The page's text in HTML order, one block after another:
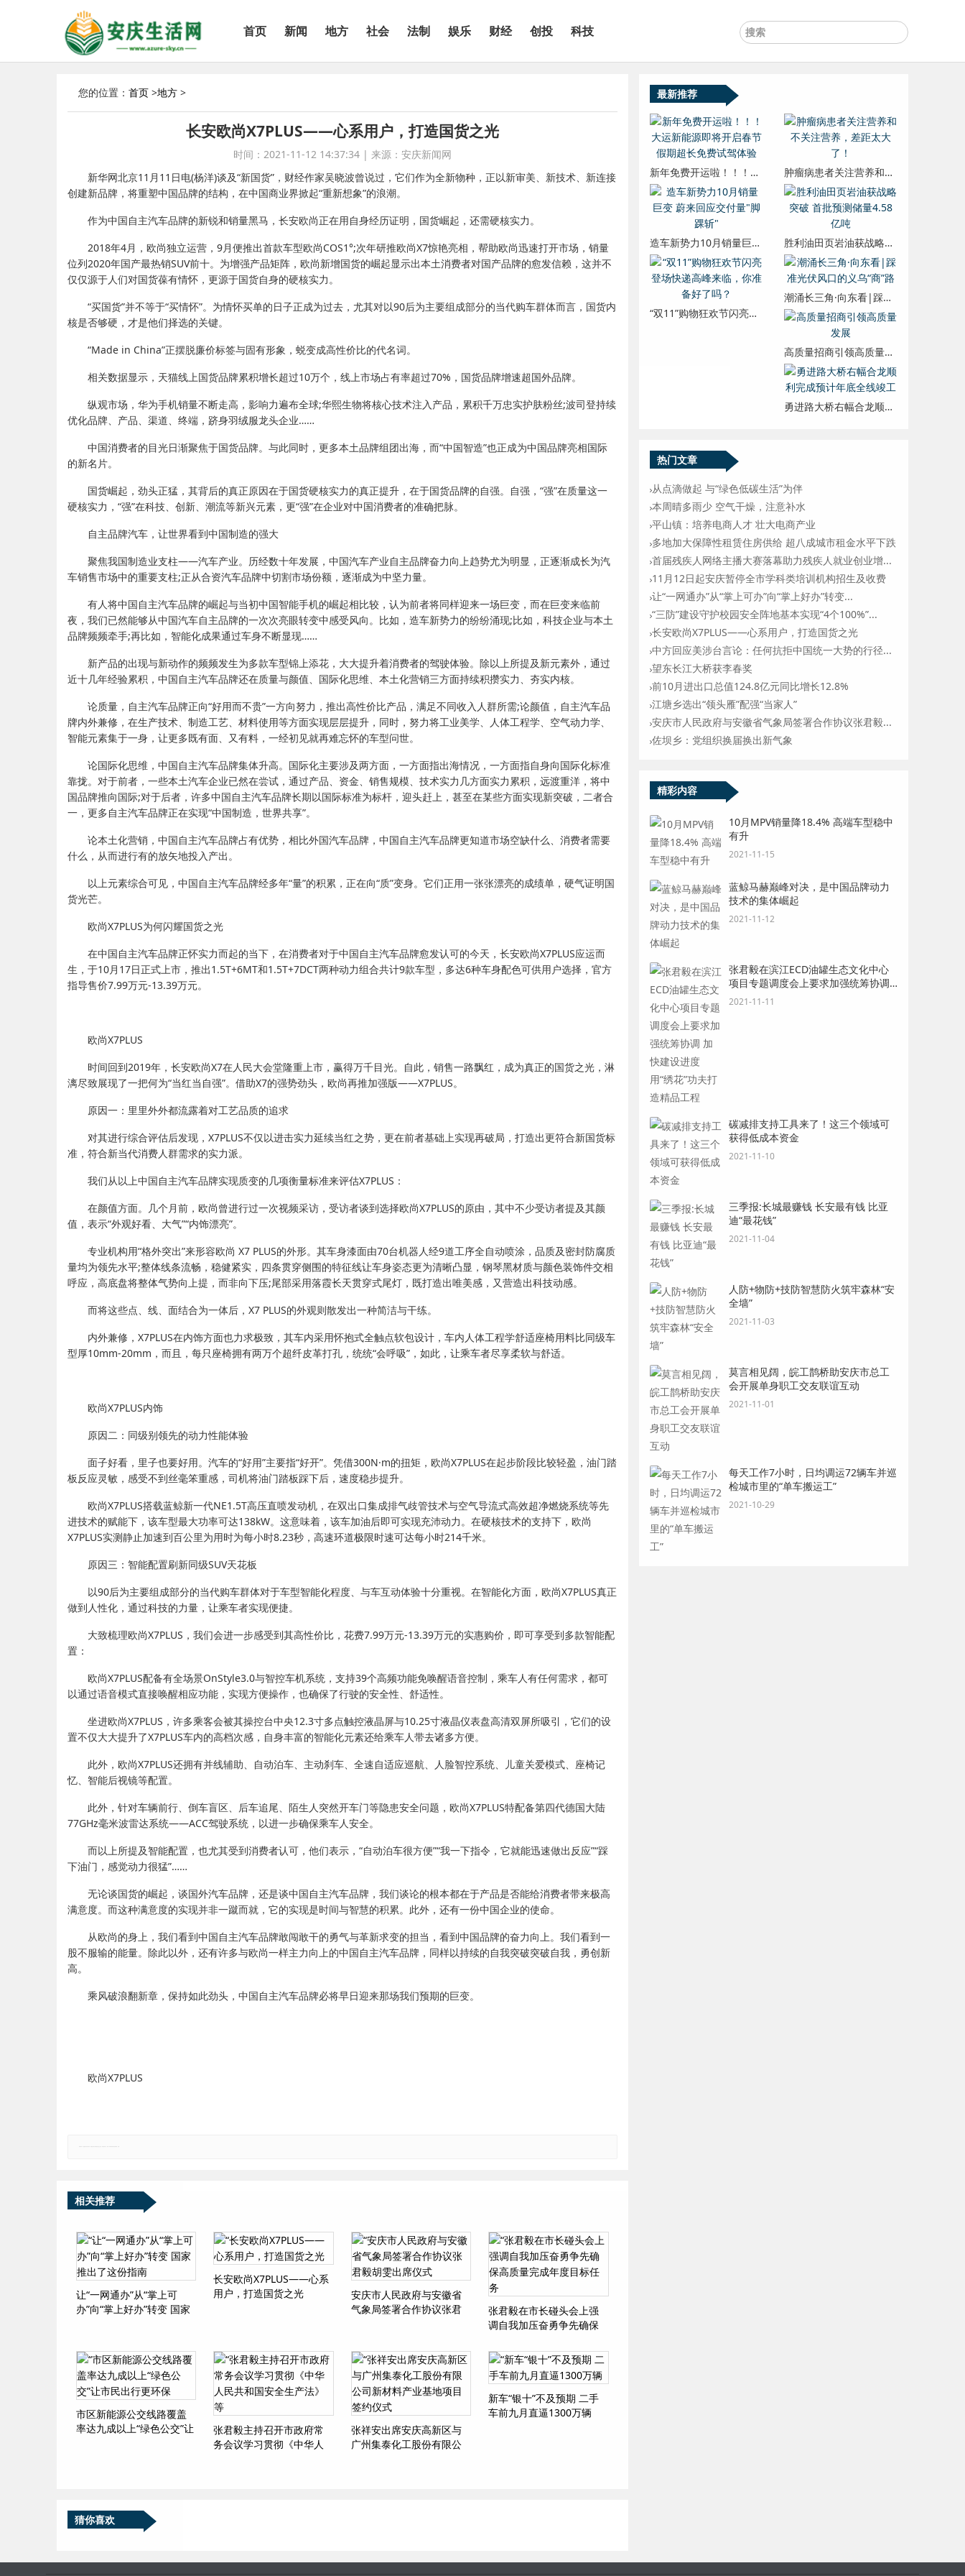
首页 新闻 地方 社会 法制 娱乐 财经 创投 科技
您的位置： 首页 >地方 >
长安欧尚X7PLUS——心系用户，打造国货之光
时间：2021-11-12 14:37:34| 来源：安庆新闻网
新华网北京11月11日电(杨洋)谈及“新国货”，财经作家吴晓波曾说过，它们作为全新物种，正以新审美、新技术、新连接
创建新品牌，将重塑中国品牌的结构，在中国商业界掀起“重新想象”的浪潮。
作为中国自主汽车品牌的新锐和销量黑马，长安欧尚正在用自身经历证明，国货崛起，还需硬核实力。
2018年4月，欧尚独立运营，9月便推出首款车型欧尚COS1°;次年研推欧尚X7惊艳亮相，帮助欧尚迅速打开市场，销量
位列2020年国产最热销SUV前十。为增强产品矩阵，欧尚新增国货的崛起显示出本土消费者对国产品牌的愈发信赖，这并不
仅仅源于人们对国货葆有情怀，更源于国货自身的硬核实力。
“买国货”并不等于“买情怀”。为情怀买单的日子正成为过去，尤其对以90后为主要组成部分的当代购车群体而言，国货内
核是否够硬，才是他们择选的关键。
“Made in China”正摆脱廉价标签与固有形象，蜕变成高性价比的代名词。
相关数据显示，天猫线上国货品牌累积增长超过10万个，线上市场占有率超过70%，国货品牌增速超国外品牌。
纵观市场，华为手机销量不断走高，影响力遍布全球;华熙生物将核心技术注入产品，累积千万忠实护肤粉丝;波司登持续
优化品牌、产品、渠道、终端，跻身羽绒服龙头企业……
中国消费者的目光日渐聚焦于国货品牌。与此同时，更多本土品牌组团出海，而“中国智造”也正成为中国品牌亮相国际
的新名片。
国货崛起，劲头正猛，其背后的真正原因在于国货硬核实力的真正提升，在于国货品牌的自强。自强，“强”在质量这一
硬核实力，“强”在科技、创新、潮流等新兴元素，更“强”在企业对中国消费者的准确把脉。
自主品牌汽车，让世界看到中国制造的强大
聚焦我国制造业支柱——汽车产业。历经数十年发展，中国汽车产业自主品牌奋力向上趋势尤为明显，正逐渐成长为汽
车销售市场中的重要支柱;正从合资汽车品牌中切割市场份额，逐渐成为中坚力量。
有人将中国自主汽车品牌的崛起与当初中国智能手机的崛起相比较，认为前者将同样迎来一场巨变，而在巨变来临前
夜，我们已然能够从中国汽车自主品牌的一次次亮眼转变中感受风向。比如，造车新势力的纷纷涌现;比如，科技企业与本土
品牌频频牵手;再比如，智能化成果通过车身不断显现……
新产品的出现与新动作的频频发生为多款车型锦上添花，大大提升着消费者的驾驶体验。除以上所提及新元素外，通过
近十几年经验累积，中国自主汽车品牌还在质量与颜值、国际化思维、本土化营销三方面持续积攒实力、夯实内核。
论质量，自主汽车品牌正向“好用而不贵”一方向努力，推出高性价比产品，满足不同收入人群所需;论颜值，自主汽车品
牌内外兼修，在生产技术、制造工艺、材料使用等方面实现层层提升，同时，努力将工业美学、人体工程学、空气动力学、
智能元素集于一身，让更多既有面、又有料，一经初见就再难忘怀的车型问世。
论国际化思维，中国自主汽车品牌集体升高。国际化主要涉及两方面，一方面指出海情况，一方面指自身向国际化标准
靠拢。对于前者，一些本土汽车企业已然在尝试，通过产品、资金、销售规模、技术实力几方面实力累积，远渡重洋，将中
国品牌推向国际;对于后者，许多中国自主汽车品牌长期以国际标准为标杆，迎头赶上，甚至在某些方面实现新突破，二者合
一，更多自主汽车品牌正在实现“中国制造，世界共享”。
论本土化营销，中国自主汽车品牌占有优势，相比外国汽车品牌，中国自主汽车品牌更知道市场空缺什么、消费者需要
什么，从而进行有的放矢地投入产出。
以上元素综合可见，中国自主汽车品牌经多年“量”的积累，正在向“质”变身。它们正用一张张漂亮的成绩单，硬气证明国
货光芒。
欧尚X7PLUS为何闪耀国货之光
在中国自主汽车品牌正怀实力而起的当下，在消费者对于中国自主汽车品牌愈发认可的今天，长安欧尚X7PLUS应运而
生，于10月17日正式上市，推出1.5T+6MT和1.5T+7DCT两种动力组合共计9款车型，多达6种车身配色可供用户选择，官方
指导售价7.99万元-13.39万元。
欧尚X7PLUS
时间回到2019年，长安欧尚X7在人民大会堂隆重上市，赢得万千目光。自此，销售一路飘红，成为真正的国货之光，淋
漓尽致展现了一把何为“当红当自强”。借助X7的强势劲头，欧尚再推加强版——X7PLUS。
原因一：里里外外都流露着对工艺品质的追求
对其进行综合评估后发现，X7PLUS不仅以进击实力延续当红之势，更在前者基础上实现再破局，打造出更符合新国货标
准，符合新当代消费人群需求的实力派。
我们从以上中国自主汽车品牌实现质变的几项衡量标准来评估X7PLUS：
在颜值方面。几个月前，欧尚曾进行过一次视频采访，受访者谈到选择欧尚X7PLUS的原由，其中不少受访者提及其颜
值，表示“外观好看、大气”“内饰漂亮”。
专业机构用“格外突出”来形容欧尚 X7 PLUS的外形。其车身漆面由70台机器人经9道工序全自动喷涂，品质及密封防腐质
量均为领先水平;整体线条流畅，稳健紧实，四条贯穿侧围的特征线让车身姿态更为清晰凸显，钢琴黑材质与颜色装饰件交相
呼应，高底盘将整体气势向上提，而非向下压;尾部采用落霞长天贯穿式尾灯，既打造出唯美感，又营造出科技动感。
而将这些点、线、面结合为一体后，X7 PLUS的外观则散发出一种简洁与干练。
内外兼修，X7PLUS在内饰方面也力求极致，其车内采用怀抱式全触点软包设计，车内人体工程学舒适座椅用料比同级车
型厚10mm-20mm，而且，每只座椅拥有两万个超纤皮革打孔，统统“会呼吸”，如此，让乘车者尽享柔软与舒适。
欧尚X7PLUS内饰
原因二：同级别领先的动力性能体验
面子好看，里子也要好用。汽车的“好用”主要指“好开”。凭借300N·m的扭矩，欧尚X7PLUS在起步阶段比较轻盈，油门踏
板反应灵敏，感受不到丝毫笨重感，司机将油门踏板踩下后，速度稳步提升。
欧尚X7PLUS搭载蓝鲸新一代NE1.5T高压直喷发动机，在双出口集成排气歧管技术与空气导流式高效超净燃烧系统等先
进技术的赋能下，该车型最大功率可达138kW。这意味着，该车加油后即可实现充沛动力。在硬核技术的支持下，欧尚
X7PLUS实测静止加速到百公里为用时为每小时8.23秒，高速环道极限时速可达每小时214千米。
原因三：智能配置刷新同级SUV天花板
以90后为主要组成部分的当代购车群体对于车型智能化程度、与车互动体验十分重视。在智能化方面，欧尚X7PLUS真正
做到人性化，通过科技的力量，让乘车者实现便捷。
大致梳理欧尚X7PLUS，我们会进一步感受到其高性价比，花费7.99万元-13.39万元的实惠购价，即可享受到多款智能配
置：
欧尚X7PLUS配备有全场景OnStyle3.0与智控车机系统，支持39个高频功能免唤醒语音控制，乘车人有任何需求，都可
以通过语音模式直接唤醒相应功能，实现方便操作，也确保了行驶的安全性、舒适性。
坐进欧尚X7PLUS，许多乘客会被其操控台中央12.3寸多点触控液晶屏与10.25寸液晶仪表盘高清双屏所吸引，它们的设
置不仅大大提升了X7PLUS车内的高档次感，自身丰富的智能化元素还给乘车人带去诸多方便。
此外，欧尚X7PLUS还拥有并线辅助、自动泊车、主动刹车、全速自适应巡航、人脸智控系统、儿童关爱模式、座椅记
忆、智能后视镜等配置。
此外，针对车辆前行、倒车盲区、后车追尾、陌生人突然开车门等隐患安全问题，欧尚X7PLUS特配备第四代德国大陆
77GHz毫米波雷达系统——ACC驾驶系统，以进一步确保乘车人安全。
而以上所提及智能配置，也尤其受到消费者认可，他们表示，“自动泊车很方便”“我一下指令，它就能迅速做出反应”“踩
下油门，感觉动力很猛”……
无论谈国货的崛起，谈国外汽车品牌，还是谈中国自主汽车品牌，我们谈论的根本都在于产品是否能给消费者带来极高
满意度。而这种满意度的实现并非一蹴而就，它的实现是时间与智慧的积累。此外，还有一份中国企业的使命。
从欧尚的身上，我们看到中国自主汽车品牌敢闯敢干的勇气与革新求变的担当，看到中国品牌的奋力向上。我们看到一
股不服输的能量。除此以外，还有许多与欧尚一样主力向上的中国自主汽车品牌，同样以持续的自我突破突破自我，勇创新
高。
乘风破浪翻新章，保持如此劲头，中国自主汽车品牌必将早日迎来那场我们预期的巨变。
欧尚X7PLUS
相关推荐
让“一网通办”从“掌上可
办”向“掌上好办”转变 国家
长安欧尚X7PLUS——心系
用户，打造国货之光
安庆市人民政府与安徽省
气象局签署合作协议张君
张君毅在市长碰头会上强
调自我加压奋勇争先确保
市区新能源公交线路覆盖
率达九成以上“绿色公交”让
张君毅主持召开市政府常
务会议学习贯彻《中华人
张祥安出席安庆高新区与
广州集泰化工股份有限公
新车“银十”不及预期 二手
车前九月直逼1300万辆
猜你喜欢
最新推荐
新年免费开运啦！！！大运新能源即将开启春节假期超长免费试驾体验 肿瘤病患者关注营养和不关注营养，差距太大了！
造车新势力10月销量巨变 蔚来回应交付量"脚踝斩" 胜利油田页岩油获战略突破 首批预测储量4.58亿吨
“双11”购物狂欢节闪亮登场快递高峰来临，你准备好了吗？
潮涌长三角·向东看|踩准光伏风口的义乌“商”路
高质量招商引领高质量发展
勇进路大桥右幅合龙顺利完成预计年底全线竣工
热门文章
从点滴做起 与“绿色低碳生活”为伴
本周晴多雨少 空气干燥，注意补水
平山镇：培养电商人才 壮大电商产业
多地加大保障性租赁住房供给 超八成城市租金水平下跌
首届残疾人网络主播大赛落幕助力残疾人就业创业增...
11月12日起安庆暂停全市学科类培训机构招生及收费
让“一网通办”从“掌上可办”向“掌上好办”转变...
“三防”建设守护校园安全阵地基本实现“4个100%”...
长安欧尚X7PLUS——心系用户，打造国货之光
中方回应美涉台言论：任何抗拒中国统一大势的行径...
望东长江大桥获李春奖
前10月进出口总值124.8亿元同比增长12.8%
江塘乡选出“领头雁”配强“当家人”
安庆市人民政府与安徽省气象局签署合作协议张君毅...
佐坝乡：党组织换届换出新气象
精彩内容
10月MPV销量降18.4% 高端车型稳中
有升
2021-11-15
蓝鲸马赫巅峰对决，是中国品牌动力
技术的集体崛起
2021-11-12
张君毅在滨江ECD油罐生态文化中心
项目专题调度会上要求加强统筹协调
加快建设进度 用“绣花”功夫打造精品
2021-11-11
碳减排支持工具来了！这三个领域可
获得低成本资金
2021-11-10
三季报:长城最赚钱 长安最有钱 比亚
迪“最花钱”
2021-11-04
人防+物防+技防智慧防火筑牢森林“安
全墙”
2021-11-03
莫言相见阔，皖工鹊桥助安庆市总工
会开展单身职工交友联谊互动
2021-11-01
每天工作7小时，日均调运72辆车并巡
检城市里的“单车搬运工”
2021-10-29